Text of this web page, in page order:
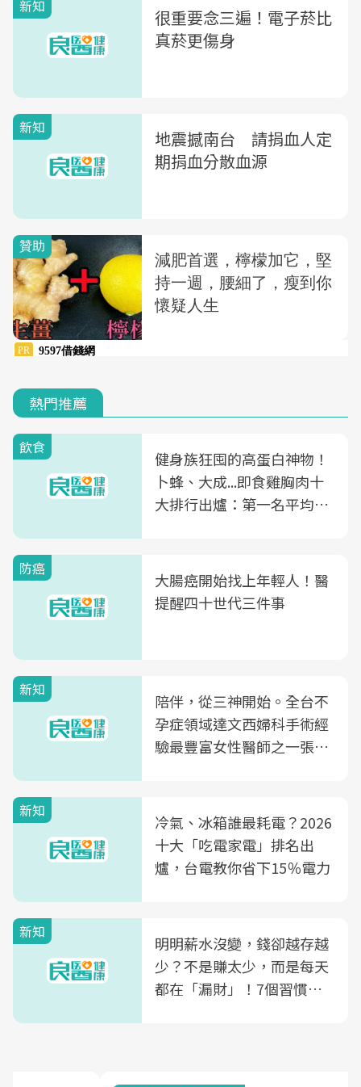
新知
很重要念三遍！電子菸比
真菸更傷身
新知
地震撼南台 請捐血人定
期捐血分散血源
熱門推薦
飲食
健身族狂囤的高蛋白神物！
卜蜂、大成...即食雞胸肉十
大排行出爐：第一名平均一
防癌
大腸癌開始找上年輕人！醫
提醒四十世代三件事
新知
陪伴，從三神開始。全台不
孕症領域達文西婦科手術經
驗最豐富女性醫師之一張永
光田醫院建構360度女性健
康照護生態圈
新知
冷氣、冰箱誰最耗電？2026
十大「吃電家電」排名出
爐，台電教你省下15％電力
新知
明明薪水沒變，錢卻越存越
少？不是賺太少，而是每天
都在「漏財」！7個習慣一